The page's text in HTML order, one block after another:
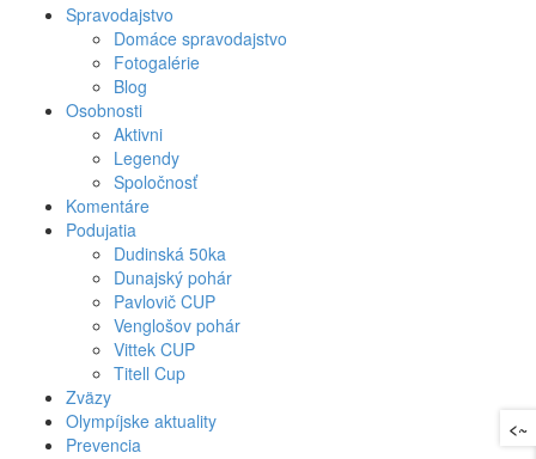
Spravodajstvo
Domáce spravodajstvo
Fotogalérie
Blog
Osobnosti
Aktivni
Legendy
Spoločnosť
Komentáre
Podujatia
Dudinská 50ka
Dunajský pohár
Pavlovič CUP
Venglošov pohár
Vittek CUP
Titell Cup
Zväzy
Olympíjske aktuality
Prevencia
<~